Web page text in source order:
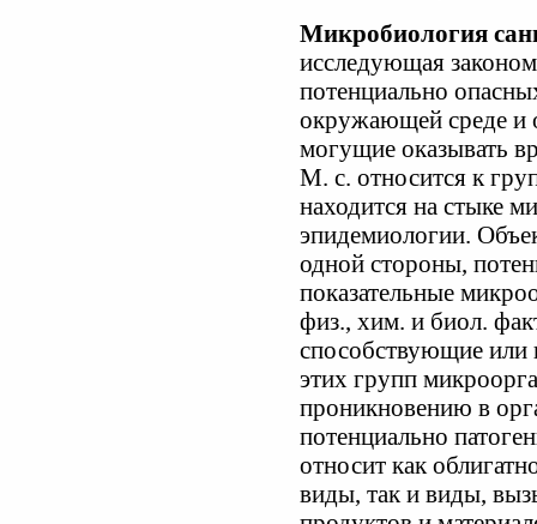
Микробиология
исследующая
потенциально
окружающей среде и
могущие оказывать
М. с. относится к
находится на стыке
эпидемиологии.
одной стороны,
показательные
физ., хим. и биол.
способствующие или
этих групп
проникновению в
потенциально
относит как
виды, так и виды,